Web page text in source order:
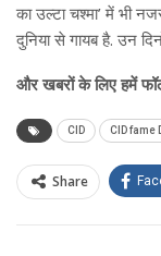
का उल्टा चश्मा’ में भी
दुनिया से गायब है. उन
और खबरों के लिए हमें
CID CID fame
Share